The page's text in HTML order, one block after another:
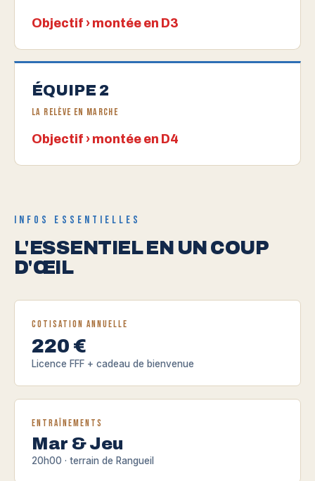
Objectif › montée en D3
ÉQUIPE 2
La relève en marche
Objectif › montée en D4
INFOS ESSENTIELLES
L'ESSENTIEL EN UN COUP
D'ŒIL
Cotisation annuelle
220 €
Licence FFF + cadeau de bienvenue
Entraînements
Mar & Jeu
20h00 · terrain de Rangueil